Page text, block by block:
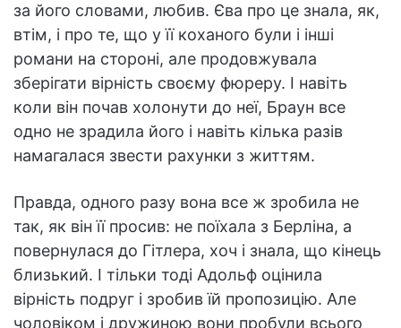
за його словами, любив. Єва про це знала, як,
втім, і про те, що у її коханого були і інші
романи на стороні, але продовжувала
зберігати вірність своєму фюреру. І навіть
коли він почав холонути до неї, Браун все
одно не зрадила його і навіть кілька разів
намагалася звести рахунки з життям.
Правда, одного разу вона все ж зробила не
так, як він її просив: не поїхала з Берліна, а
повернулася до Гітлера, хоч і знала, що кінець
близький. І тільки тоді Адольф оцінила
вірність подруг і зробив їй пропозицію. Але
чоловіком і дружиною вони пробули всього